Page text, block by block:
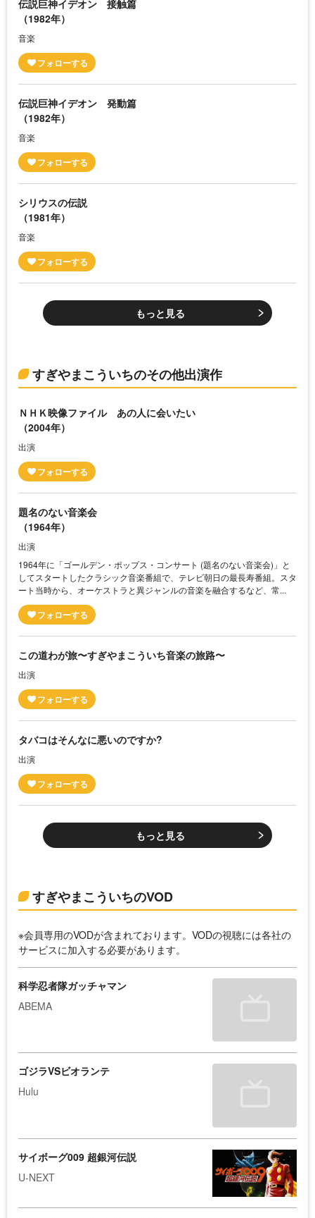
伝説巨神イデオン 接触篇
（1982年）
音楽
伝説巨神イデオン 発動篇
（1982年）
音楽
シリウスの伝説
（1981年）
音楽
もっと見る
すぎやまこういちのその他出演作
ＮＨＫ映像ファイル あの人に会いたい
（2004年）
出演
題名のない音楽会
（1964年）
出演
1964年に「ゴールデン・ポップス・コンサート (題名のない音楽会)」と
してスタートしたクラシック音楽番組で、テレビ朝日の最長寿番組。スタ
ート当時から、オーケストラと異ジャンルの音楽を融合するなど、常...
この道わが旅〜すぎやまこういち音楽の旅路〜
出演
タバコはそんなに悪いのですか?
出演
もっと見る
すぎやまこういちのVOD
※会員専用のVODが含まれております。VODの視聴には各社の
サービスに加入する必要があります。
科学忍者隊ガッチャマン
ABEMA
ゴジラVSビオランテ
Hulu
サイボーグ009 超銀河伝説
U-NEXT